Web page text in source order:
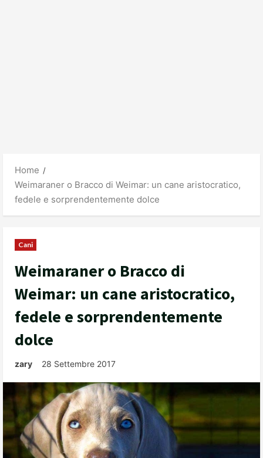
Home
Weimaraner o Bracco di Weimar: un cane aristocratico,
fedele e sorprendentemente dolce
Cani
Weimaraner o Bracco di
Weimar: un cane aristocratico,
fedele e sorprendentemente
dolce
zary 28 Settembre 2017